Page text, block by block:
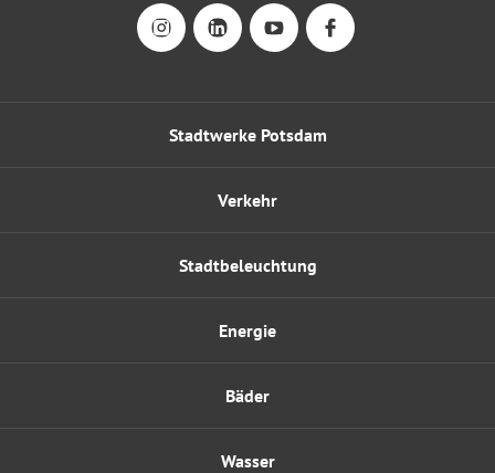
Stadtwerke Potsdam
Energie
Wasser
Verkehr
Bäder
Stadtbeleuchtung